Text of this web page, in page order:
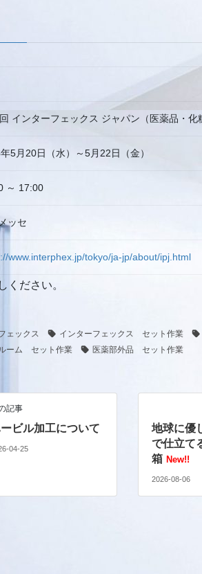
インターフェックス ジャパン（医薬品・化
5月20日（水）～5月22日（金）
～ 17:00
ッセ
www.interphex.jp/tokyo/ja-jp/about/ipj.html
ください。
ェックス インターフェックス セット作業
ーム セット作業
医薬部外品 セット作業
記事
ビル加工について
04-25
地球に優
で仕立て
箱 New!!
2026-08-06